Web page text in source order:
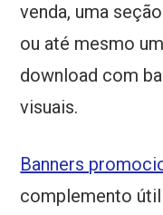
venda, uma
ou até mesmo
download com
visuais.
Banners
complemento útil